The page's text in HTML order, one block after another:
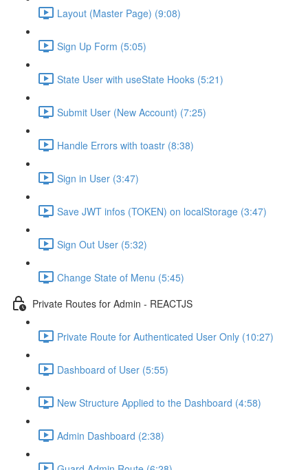
Layout (Master Page) (9:08)
Sign Up Form (5:05)
State User with useState Hooks (5:21)
Submit User (New Account) (7:25)
Handle Errors with toastr (8:38)
Sign in User (3:47)
Save JWT infos (TOKEN) on localStorage (3:47)
Sign Out User (5:32)
Change State of Menu (5:45)
Private Routes for Admin - REACTJS
Private Route for Authenticated User Only (10:27)
Dashboard of User (5:55)
New Structure Applied to the Dashboard (4:58)
Admin Dashboard (2:38)